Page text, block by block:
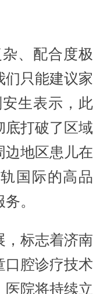
、配合度极
们只能建议家
生表示，此
底打破了区域
边地区患儿在
国际的高品
。
标志着济南
口腔诊疗技术
医院将持续立